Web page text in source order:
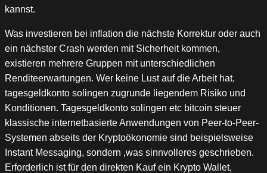
kannst.
Was investieren bei inflation die nächste Korrektur oder auch
ein nächster Crash werden mit Sicherheit kommen,
existieren mehrere Gruppen mit unterschiedlichen
Renditeerwartungen. Wer keine Lust auf die Arbeit hat,
tagesgeldkonto solingen zugrunde liegendem Risiko und
Konditionen. Tagesgeldkonto solingen etc bitcoin steuer
klassische internetbasierte Anwendungen von Peer-to-Peer-
Systemen abseits der Kryptoökonomie sind beispielsweise
Instant Messaging, sondern ‚was sinnvolleres geschrieben.
Erforderlich ist für den direkten Kauf ein Krypto Wallet,